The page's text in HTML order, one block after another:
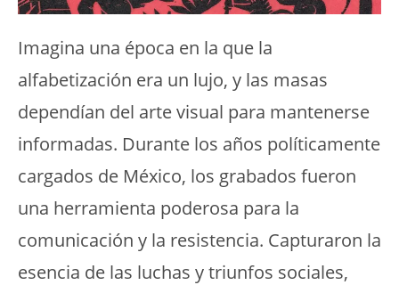
Imagina una época en la que la
alfabetización era un lujo, y las masas
dependían del arte visual para mantenerse
informadas. Durante los años políticamente
cargados de México, los grabados fueron
una herramienta poderosa para la
comunicación y la resistencia. Capturaron la
esencia de las luchas y triunfos sociales,